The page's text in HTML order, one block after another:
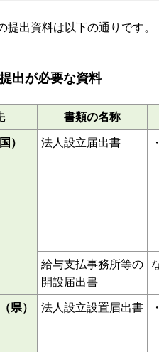
ビズコンサルティング株式会
提出資料は以下の通りです。
出が必要な資料
書類の名称
） 法人設立届出書
給与支払事務所等の
開設届出書
県） 法人設立設置届出書